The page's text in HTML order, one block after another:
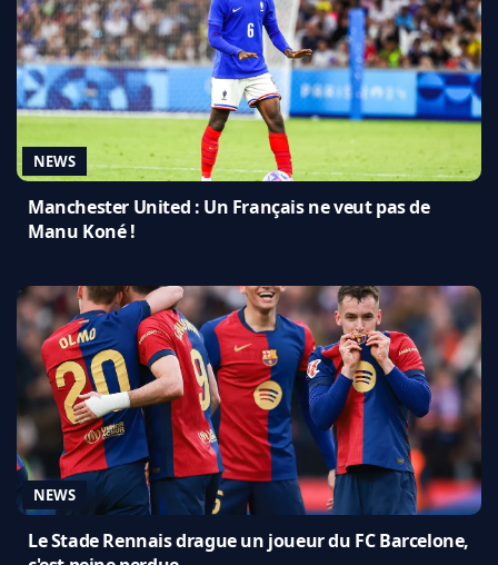
NEWS
Manchester United : Un Français ne veut pas de
Manu Koné !
NEWS
Le Stade Rennais drague un joueur du FC Barcelone,